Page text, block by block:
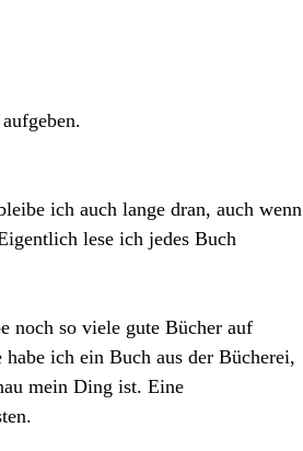
aufgeben.
ich auch lange dran, auch wenn
lese ich jedes Buch
noch so viele gute Bücher auf
ich ein Buch aus der Bücherei,
mein Ding ist. Eine